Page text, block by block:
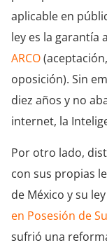
aplicable en
ley es la garantía
ARCO
oposición). Sin
diez años y no
internet, la
Por otro lado,
con sus propias
de México y su
en Posesión de
sufrió una